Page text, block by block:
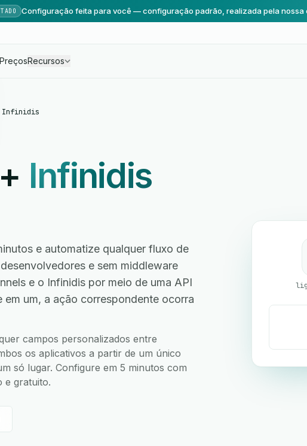
Configuração feita para você — configuração padrão, realizada pela nossa
PreçosRecursos
Infinidis
+ Infinidis
e automatize qualquer fluxo de
e sem middleware
e o Infinidis por meio de uma API
um, a ação correspondente ocorra
campos personalizados entre
os aplicativos a partir de um único
só lugar. Configure em 5 minutos com
e gratuito.